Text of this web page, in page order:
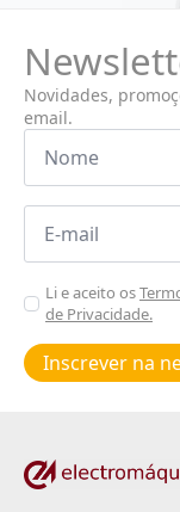
Novidades,
email.
Nome
Email
Aceitar
Poiticas
de
privacidade
Li e aceito os
de Privacidade.
Inscrever na